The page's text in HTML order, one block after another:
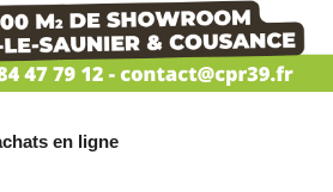
en ligne